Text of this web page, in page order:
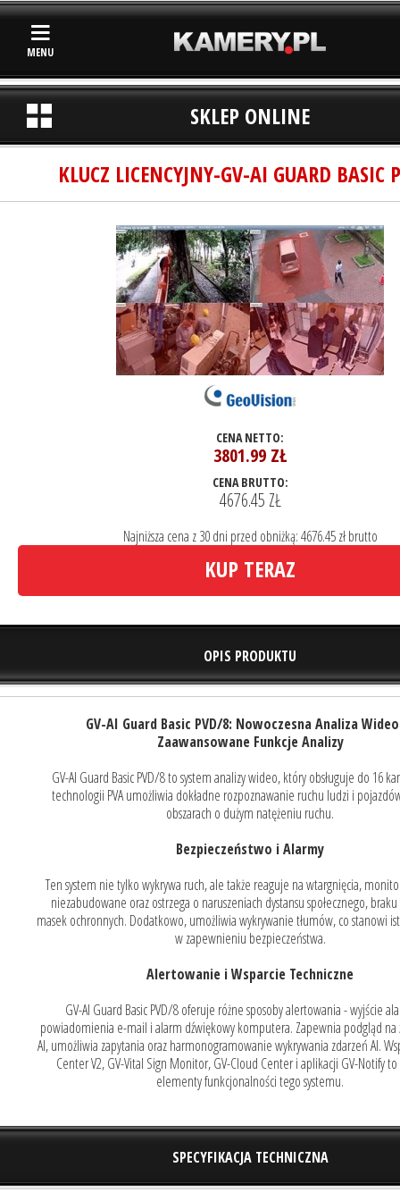
MENU
SKLEP ONLINE
KLUCZ LICENCYJNY-GV-AI GUARD BASIC
CENA NETTO:
3801.99 ZŁ
CENA BRUTTO:
4676.45 ZŁ
Najniższa cena z 30 dni przed obniżką: 4676.45 zł brutto
KUP TERAZ
OPIS PRODUKTU
GV-AI Guard Basic PVD/8: Nowoczesna Analiza
Zaawansowane Funkcje Analizy
GV-AI Guard Basic PVD/8 to system analizy wideo, który obsługuje do 16
technologii PVA umożliwia dokładne rozpoznawanie ruchu ludzi i
obszarach o dużym natężeniu ruchu.
Bezpieczeństwo i Alarmy
Ten system nie tylko wykrywa ruch, ale także reaguje na wtargnięcia,
niezabudowane oraz ostrzega o naruszeniach dystansu społecznego, braku
masek ochronnych. Dodatkowo, umożliwia wykrywanie tłumów, co stanowi
w zapewnieniu bezpieczeństwa.
Alertowanie i Wsparcie Techniczne
GV-AI Guard Basic PVD/8 oferuje różne sposoby alertowania - wyjście
powiadomienia e-mail i alarm dźwiękowy komputera. Zapewnia podgląd na
AI, umożliwia zapytania oraz harmonogramowanie wykrywania zdarzeń AI.
Center V2, GV-Vital Sign Monitor, GV-Cloud Center i aplikacji GV-Notify
elementy funkcjonalności tego systemu.
SPECYFIKACJA TECHNICZNA